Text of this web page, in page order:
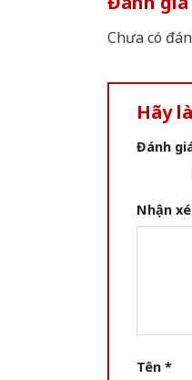
Chưa có
Hãy
Đánh
Nhận
Tên *